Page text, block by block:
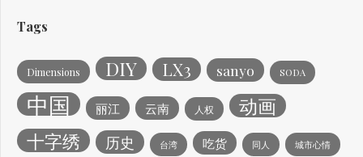
Tags
Dimensions DIY LX3 sanyo SODA
中国 丽江 云南 人权 动画
十字绣 历史 台湾 吃货 同人 城市心情